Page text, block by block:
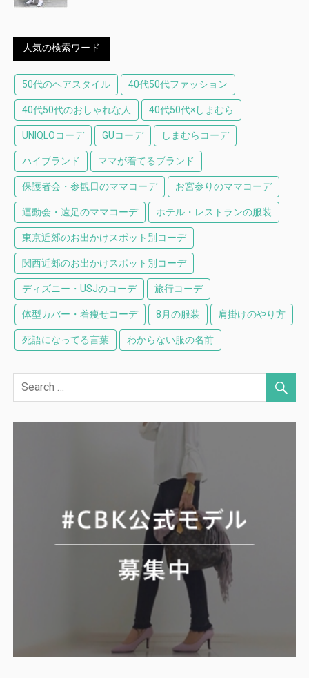
人気の検索ワード
50代のヘアスタイル 40代50代ファッション
40代50代のおしゃれな人 40代50代×しまむら
UNIQLOコーデ GUコーデ しまむらコーデ
ハイブランド ママが着てるブランド
保護者会・参観日のママコーデ お宮参りのママコーデ
運動会・遠足のママコーデ ホテル・レストランの服装
東京近郊のお出かけスポット別コーデ
関西近郊のお出かけスポット別コーデ
ディズニー・USJのコーデ 旅行コーデ
体型カバー・着痩せコーデ 8月の服装 肩掛けのやり方
死語になってる言葉 わからない服の名前